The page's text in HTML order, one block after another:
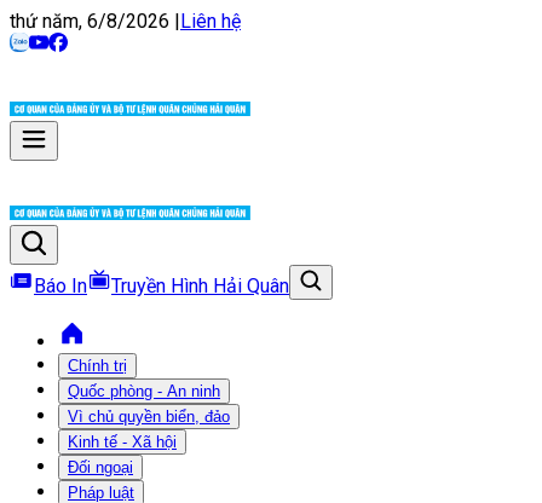
thứ năm, 6/8/2026 |Liên hệ
Báo In Truyền Hình Hải Quân
Chính trị
Quốc phòng - An ninh
Vì chủ quyền biển, đảo
Kinh tế - Xã hội
Đối ngoại
Pháp luật